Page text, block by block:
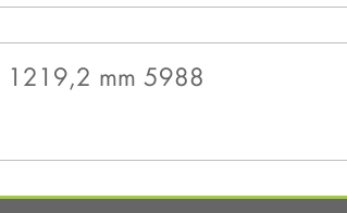
1219,2 mm 5988